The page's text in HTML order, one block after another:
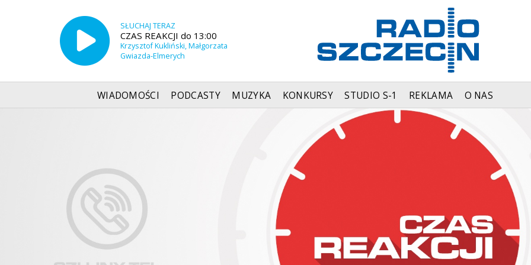
SŁUCHAJ TERAZ
CZAS REAKCJI do 13:00
Krzysztof Kukliński, Małgorzata
Gwiazda-Elmerych
WIADOMOŚCI PODCASTY MUZYKA KONKURSY STUDIO S-1 REKLAMA O NAS